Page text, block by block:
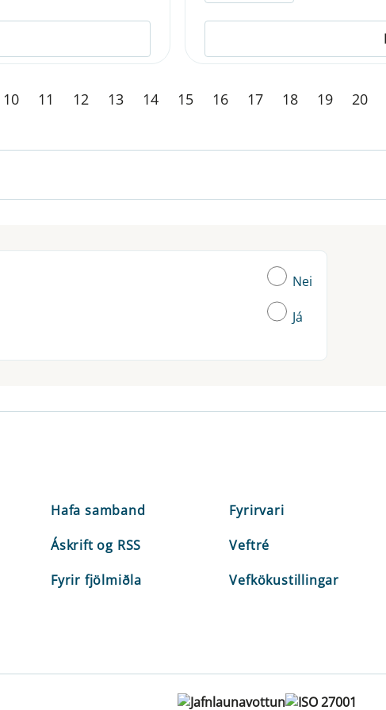
10 11 12 13 14 15 16 17 18 19 20
Nei
Já
Hafa samband
Áskrift og RSS
Fyrir fjölmiðla
Fyrirvari
Veftré
Vefkökustillingar